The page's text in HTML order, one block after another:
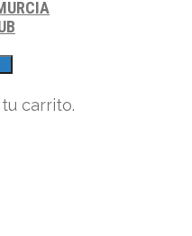
carrito.